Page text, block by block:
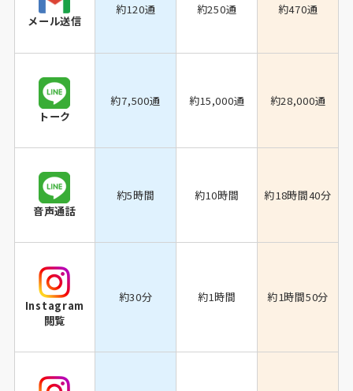
メール送信
約120通 約250通 約470通
トーク
約7,500通 約15,000通 約28,000通
音声通話
約5時間 約10時間 約18時間40分
Instagram
閲覧
約30分 約1時間 約1時間50分